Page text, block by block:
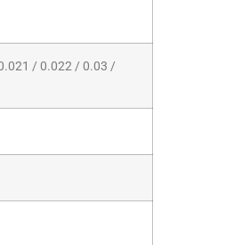
/ 0.022 / 0.03 /